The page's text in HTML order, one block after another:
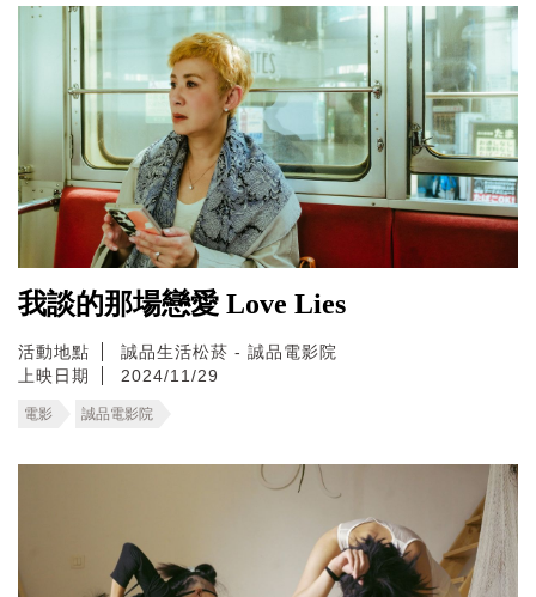
我談的那場戀愛 Love Lies
活動地點
誠品生活松菸 - 誠品電影院
上映日期
2024/11/29
電影 誠品電影院